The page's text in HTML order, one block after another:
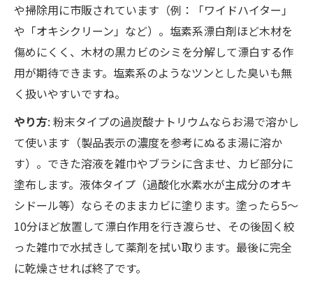
や掃除用に市販されています（例：「ワイドハイター」
や「オキシクリーン」など）。塩素系漂白剤ほど木材を
傷めにくく、木材の黒カビのシミを分解して漂白する作
用が期待できます。塩素系のようなツンとした臭いも無
く扱いやすいですね。
やり方: 粉末タイプの過炭酸ナトリウムならお湯で溶かし
て使います（製品表示の濃度を参考にぬるま湯に溶か
す）。できた溶液を雑巾やブラシに含ませ、カビ部分に
塗布します。液体タイプ（過酸化水素水が主成分のオキ
シドール等）ならそのままカビに塗ります。塗ったら5〜
10分ほど放置して漂白作用を行き渡らせ、その後固く絞
った雑巾で水拭きして薬剤を拭い取ります。最後に完全
に乾燥させれば終了です。